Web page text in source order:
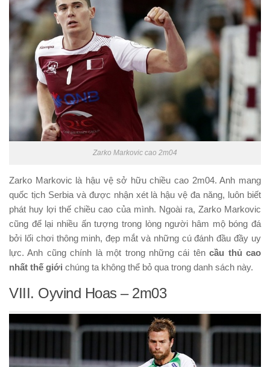
Zarko Markovic cao 2m04
Zarko Markovic là hậu vệ sở hữu chiều cao 2m04. Anh mang
quốc tịch Serbia và được nhận xét là hậu vệ đa năng, luôn biết
phát huy lợi thế chiều cao của mình. Ngoài ra, Zarko Markovic
cũng để lại nhiều ấn tượng trong lòng người hâm mộ bóng đá
bởi lối chơi thông minh, đẹp mắt và những cú đánh đầu đầy uy
lực. Anh cũng chính là một trong những cái têncầu thủ cao
nhất thế giới chúng ta không thể bỏ qua trong danh sách này.
VIII. Oyvind Hoas – 2m03